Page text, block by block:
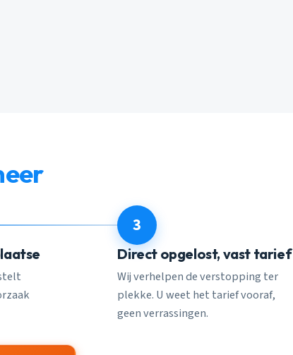
3
Direct opgelost, vast tarief
Wij verhelpen de verstopping ter
plekke. U weet het tarief vooraf,
geen verrassingen.